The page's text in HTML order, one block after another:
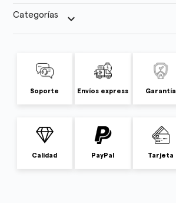
Categorías keyboard_arrow_down
Soporte Envíos express Garantía
Calidad PayPal Tarjeta